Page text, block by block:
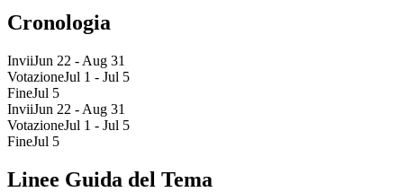
Cronologia
InviiJun 22 - Aug 31
VotazioneJul 1 - Jul 5
FineJul 5
InviiJun 22 - Aug 31
VotazioneJul 1 - Jul 5
FineJul 5
Linee Guida del Tema